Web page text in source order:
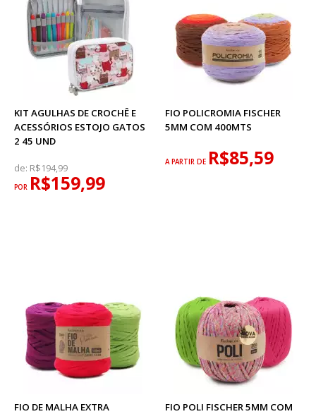
KIT AGULHAS DE CROCHÊ E
ACESSÓRIOS ESTOJO GATOS
2 45 UND
de: R$194,99
POR R$159,99
FIO POLICROMIA FISCHER
5MM COM 400MTS
A PARTIR DE R$85,59
FIO DE MALHA EXTRA
FIO POLI FISCHER 5MM COM